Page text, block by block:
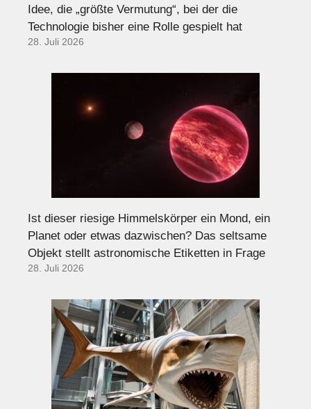
Idee, die „größte Vermutung“, bei der die
Technologie bisher eine Rolle gespielt hat
28. Juli 2026
Ist dieser riesige Himmelskörper ein Mond, ein
Planet oder etwas dazwischen? Das seltsame
Objekt stellt astronomische Etiketten in Frage
28. Juli 2026